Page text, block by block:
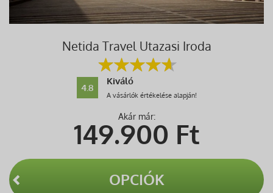
Netida Travel Utazasi Iroda
4.8
Kiváló
A vásárlók értékelése alapján!
Akár már:
149.900 Ft
OPCIÓK